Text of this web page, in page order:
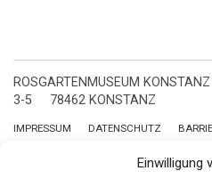
Einwilligung
ROSGARTENMUSEUM KONSTANZ
3-5
78462 KONSTANZ
IMPRESSUM DATENSCHUTZ